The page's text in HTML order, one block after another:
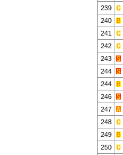
239
240
241
242
243
244
244
246
247
248
249
250